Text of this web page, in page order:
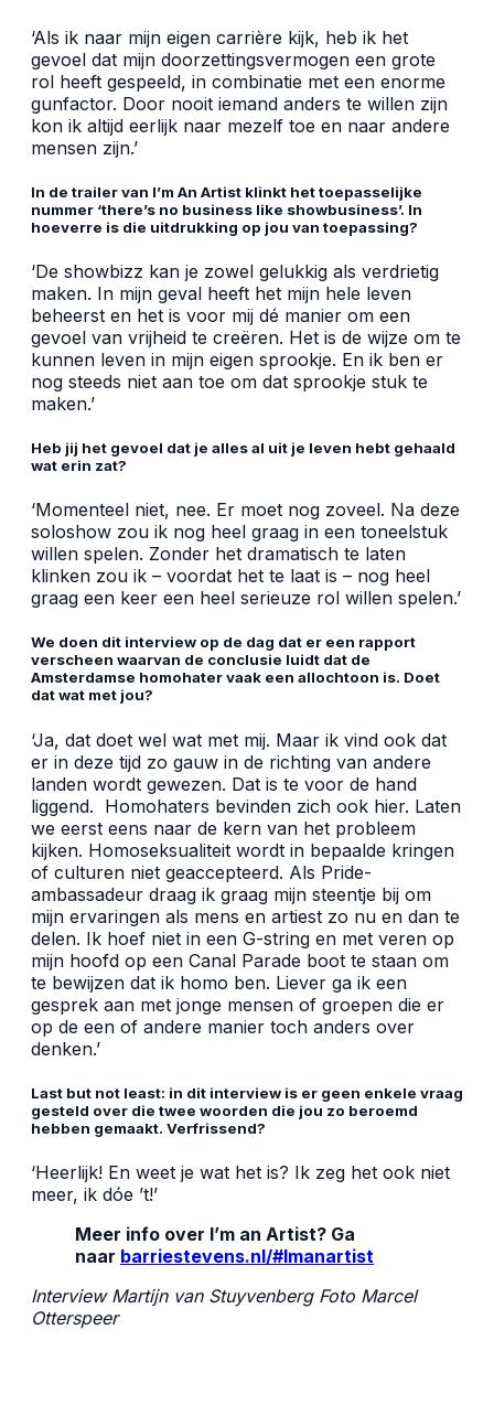
‘Als ik naar mijn eigen carrière kijk, heb ik het
gevoel dat mijn doorzettingsvermogen een grote
rol heeft gespeeld, in combinatie met een enorme
gunfactor. Door nooit iemand anders te willen zijn
kon ik altijd eerlijk naar mezelf toe en naar andere
mensen zijn.’
In de trailer van I’m An Artist klinkt het toepasselijke
nummer ‘there’s no business like showbusiness’. In
hoeverre is die uitdrukking op jou van toepassing?
‘De showbizz kan je zowel gelukkig als verdrietig
maken. In mijn geval heeft het mijn hele leven
beheerst en het is voor mij dé manier om een
gevoel van vrijheid te creëren. Het is de wijze om te
kunnen leven in mijn eigen sprookje. En ik ben er
nog steeds niet aan toe om dat sprookje stuk te
maken.’
Heb jij het gevoel dat je alles al uit je leven hebt gehaald
wat erin zat?
‘Momenteel niet, nee. Er moet nog zoveel. Na deze
soloshow zou ik nog heel graag in een toneelstuk
willen spelen. Zonder het dramatisch te laten
klinken zou ik – voordat het te laat is – nog heel
graag een keer een heel serieuze rol willen spelen.’
We doen dit interview op de dag dat er een rapport
verscheen waarvan de conclusie luidt dat de
Amsterdamse homohater vaak een allochtoon is. Doet
dat wat met jou?
‘Ja, dat doet wel wat met mij. Maar ik vind ook dat
er in deze tijd zo gauw in de richting van andere
landen wordt gewezen. Dat is te voor de hand
liggend. Homohaters bevinden zich ook hier. Laten
we eerst eens naar de kern van het probleem
kijken. Homoseksualiteit wordt in bepaalde kringen
of culturen niet geaccepteerd. Als Pride-
ambassadeur draag ik graag mijn steentje bij om
mijn ervaringen als mens en artiest zo nu en dan te
delen. Ik hoef niet in een G-string en met veren op
mijn hoofd op een Canal Parade boot te staan om
te bewijzen dat ik homo ben. Liever ga ik een
gesprek aan met jonge mensen of groepen die er
op de een of andere manier toch anders over
denken.’
Last but not least: in dit interview is er geen enkele vraag
gesteld over die twee woorden die jou zo beroemd
hebben gemaakt. Verfrissend?
‘Heerlijk! En weet je wat het is? Ik zeg het ook niet
meer, ik dóe ’t!’
Meer info over I’m an Artist? Ga
naar barriestevens.nl/#Imanartist
Interview Martijn van Stuyvenberg Foto Marcel
Otterspeer